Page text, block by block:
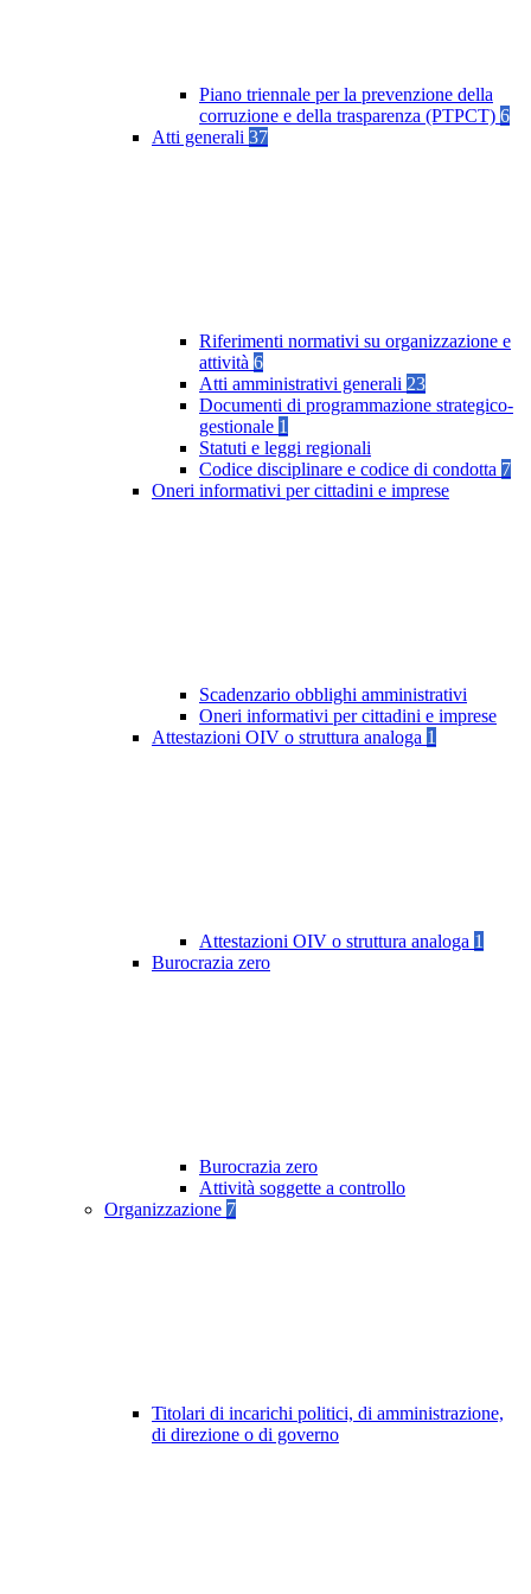
Piano triennale per la prevenzione della
corruzione e della trasparenza (PTPCT) 6
Atti generali 37
Riferimenti normativi su organizzazione e
attività 6
Atti amministrativi generali 23
Documenti di programmazione strategico-
gestionale 1
Statuti e leggi regionali
Codice disciplinare e codice di condotta 7
Oneri informativi per cittadini e imprese
Scadenzario obblighi amministrativi
Oneri informativi per cittadini e imprese
Attestazioni OIV o struttura analoga 1
Attestazioni OIV o struttura analoga 1
Burocrazia zero
Burocrazia zero
Attività soggette a controllo
Organizzazione 7
Titolari di incarichi politici, di amministrazione,
di direzione o di governo